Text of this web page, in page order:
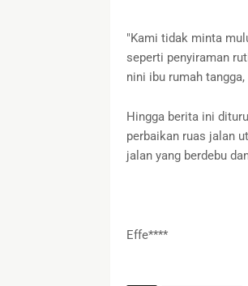
​"Kami tidak minta
seperti penyiraman
nini ibu rumah
​Hingga berita ini
perbaikan ruas jalan
jalan yang berdebu
Effe****